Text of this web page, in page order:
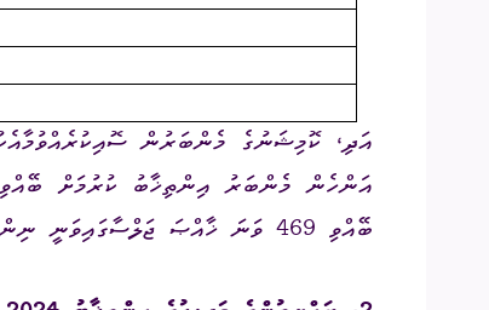
އަންހެން މެންބަރު އިންތިޚާބު ކުރުމަށް
ބޭއްވި 469 ވަނަ ޚާއްޞަ ޖަލްސާގައިވަނީ ނިންމަވާފައެވެ.